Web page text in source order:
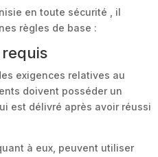
en toute sécurité , il
règles de base :
exigences relatives au
doivent posséder un
est délivré après avoir réussi
à eux, peuvent utiliser